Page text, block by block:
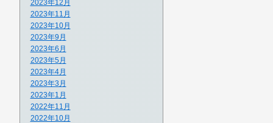
2023年12月
2023年11月
2023年10月
2023年9月
2023年6月
2023年5月
2023年4月
2023年3月
2023年1月
2022年11月
2022年10月